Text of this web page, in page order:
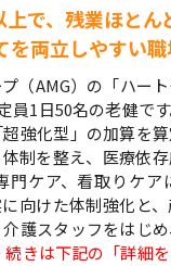
で、残業ほとん
両立しやすい職
（AMG）の「ハー
員1日50名の老健で
強化型」の加算を
制を整え、医療依
門ケア、看取りケア
向けた体制強化と
護スタッフをはじ
続きは下記の「詳細